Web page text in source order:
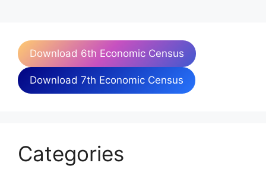
Download 6th Economic Census
Download 7th Economic Census
Categories